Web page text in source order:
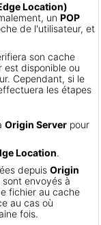
Location)
un POP
de l'utilisateur, et
son cache
est disponible ou
Cependant, si le
les étapes
Origin Server pour
Location.
depuis Origin
sont envoyés à
fichier au cache
au cas où
fois.